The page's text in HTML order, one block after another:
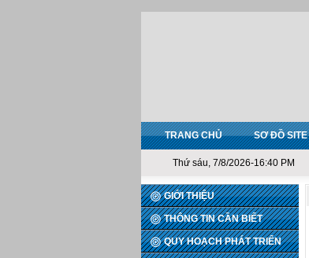
TRANG CHỦ SƠ ĐỒ SITE
Thứ sáu, 7/8/2026-16:40 PM
GIỚI THIỆU
THÔNG TIN CẦN BIẾT
QUY HOẠCH PHÁT TRIỂN